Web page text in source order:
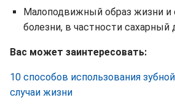
Малоподвижный образ жизни
болезни, в частности сахарный
Вас может заинтересовать:
10 способов использования
случаи жизни